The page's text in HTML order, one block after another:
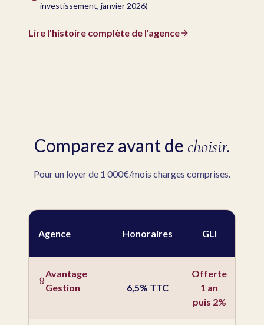
investissement, janvier 2026)
Lire l'histoire complète de l'agence
Comparez avant dechoisir.
Pour un loyer de 1 000€/mois charges comprises.
Agence Honoraires GLI
Avantage
Gestion
6,5% TTC
Offerte
1 an
puis 2%